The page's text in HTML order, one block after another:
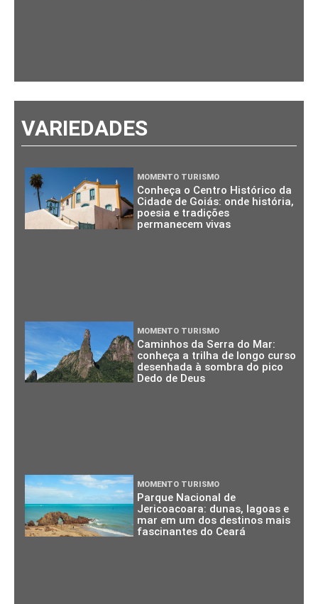
VARIEDADES
MOMENTO TURISMO
Conheça o Centro Histórico da
Cidade de Goiás: onde história,
poesia e tradições
permanecem vivas
MOMENTO TURISMO
Caminhos da Serra do Mar:
conheça a trilha de longo curso
desenhada à sombra do pico
Dedo de Deus
MOMENTO TURISMO
Parque Nacional de
Jericoacoara: dunas, lagoas e
mar em um dos destinos mais
fascinantes do Ceará